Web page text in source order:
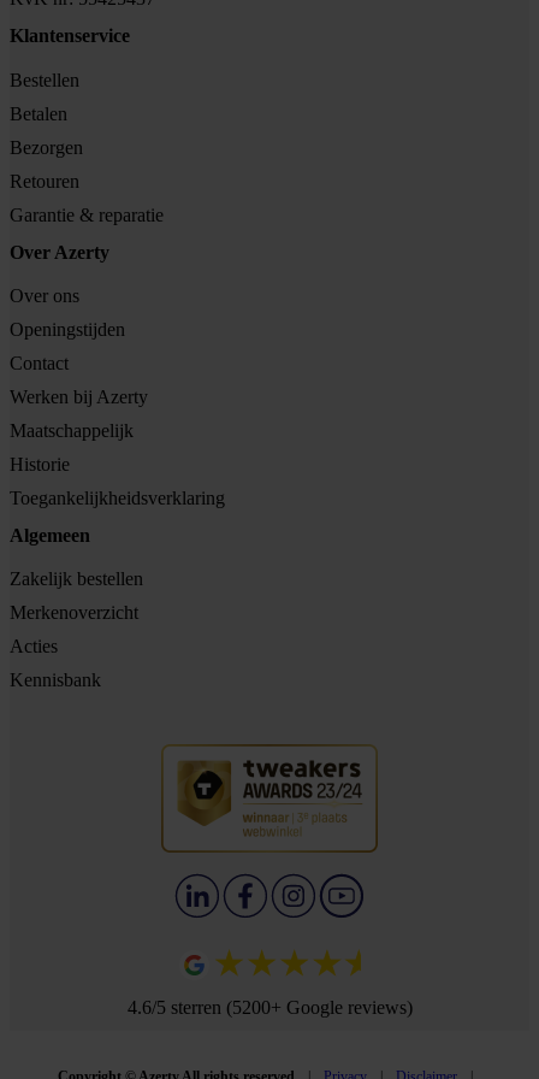
Klantenservice
Bestellen
Betalen
Bezorgen
Retouren
Garantie & reparatie
Over Azerty
Over ons
Openingstijden
Contact
Werken bij Azerty
Maatschappelijk
Historie
Toegankelijkheidsverklaring
Algemeen
Zakelijk bestellen
Merkenoverzicht
Acties
Kennisbank
4.6/5 sterren (5200+ Google reviews)